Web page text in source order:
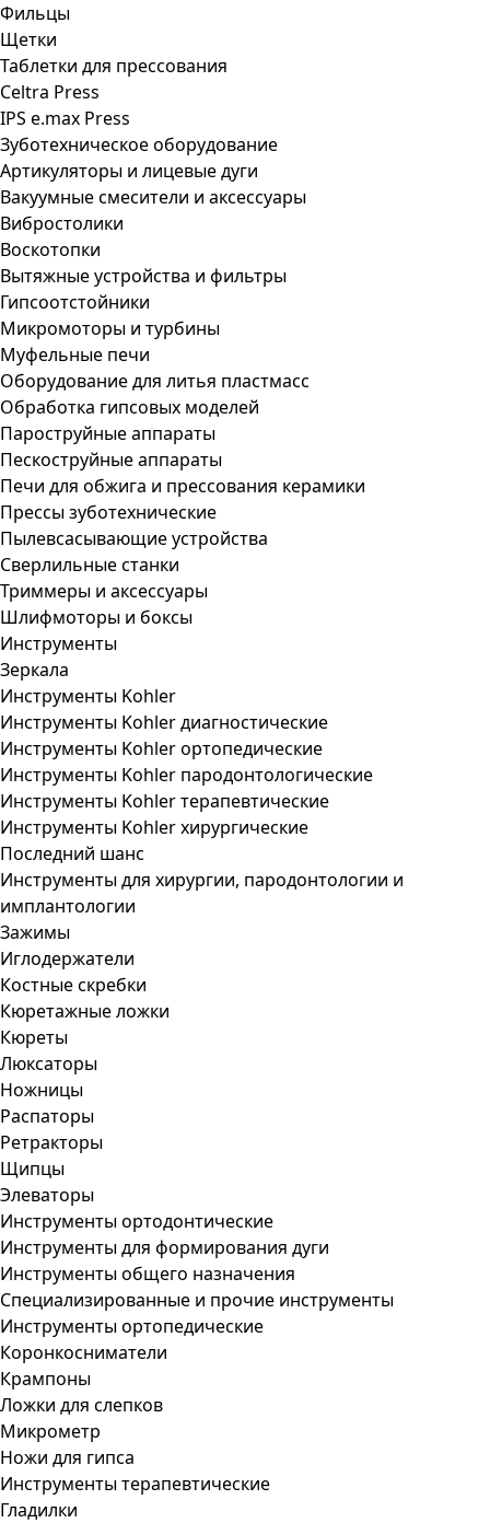
Фильцы
Щетки
Таблетки для прессования
Celtra Press
IPS e.max Press
Зуботехническое оборудование
Артикуляторы и лицевые дуги
Вакуумные смесители и аксессуары
Вибростолики
Воскотопки
Вытяжные устройства и фильтры
Гипсоотстойники
Микромоторы и турбины
Муфельные печи
Оборудование для литья пластмасс
Обработка гипсовых моделей
Пароструйные аппараты
Пескоструйные аппараты
Печи для обжига и прессования керамики
Прессы зуботехнические
Пылевсасывающие устройства
Сверлильные станки
Триммеры и аксессуары
Шлифмоторы и боксы
Инструменты
Зеркала
Инструменты Kohler
Инструменты Kohler диагностические
Инструменты Kohler ортопедические
Инструменты Kohler пародонтологические
Инструменты Kohler терапевтические
Инструменты Kohler хирургические
Последний шанс
Инструменты для хирургии, пародонтологии и
имплантологии
Зажимы
Иглодержатели
Костные скребки
Кюретажные ложки
Кюреты
Люксаторы
Ножницы
Распаторы
Ретракторы
Щипцы
Элеваторы
Инструменты ортодонтические
Инструменты для формирования дуги
Инструменты общего назначения
Специализированные и прочие инструменты
Инструменты ортопедические
Коронкосниматели
Крампоны
Ложки для слепков
Микрометр
Ножи для гипса
Инструменты терапевтические
Гладилки